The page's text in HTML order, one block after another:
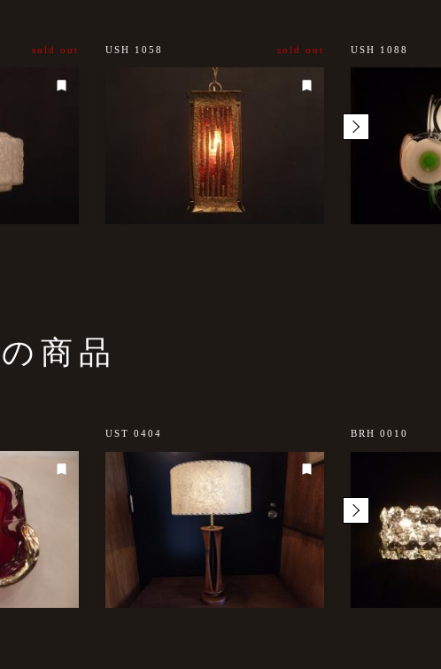
sold out USH 1058 sold out USH 1088
商品
UST 0404 BRH 0010